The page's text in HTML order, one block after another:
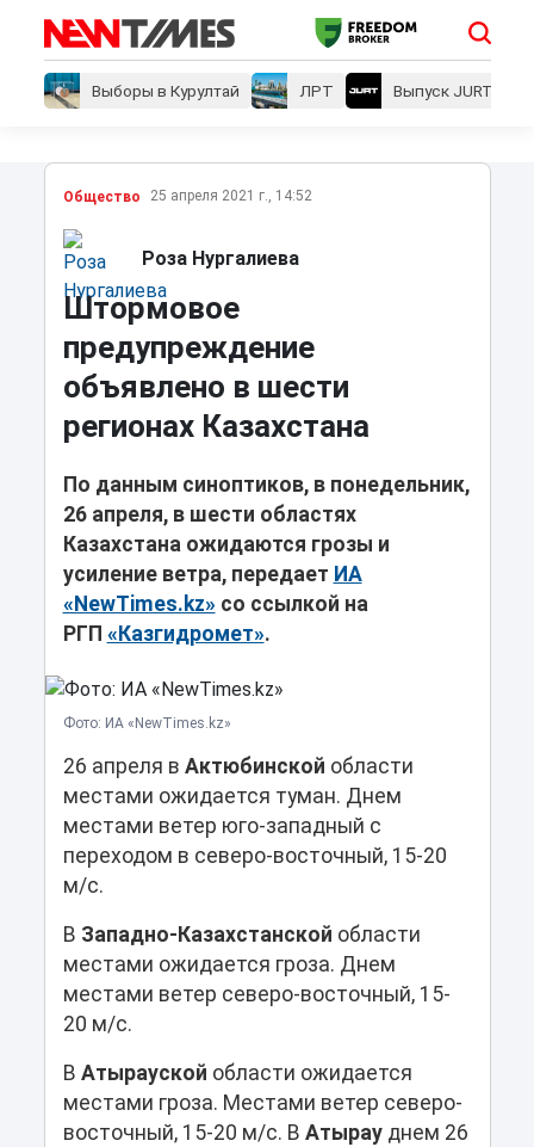
Выборы в Курултай ЛРТ Выпуск JURT
Общество 25 апреля 2021 г., 14:52
Роза Нургалиева
Штормовое
предупреждение
объявлено в шести
регионах Казахстана
По данным синоптиков, в понедельник,
26 апреля, в шести областях
Казахстана ожидаются грозы и
усиление ветра, передает ИА
«NewTimes.kz» со ссылкой на
РГП «Казгидромет».
Фото: ИА «NewTimes.kz»
26 апреля в Актюбинской области
местами ожидается туман. Днем
местами ветер юго-западный с
переходом в северо-восточный, 15-20
м/с.
В Западно-Казахстанской области
местами ожидается гроза. Днем
местами ветер северо-восточный, 15-
20 м/с.
В Атырауской области ожидается
местами гроза. Местами ветер северо-
восточный, 15-20 м/с. В Атырау днем 26